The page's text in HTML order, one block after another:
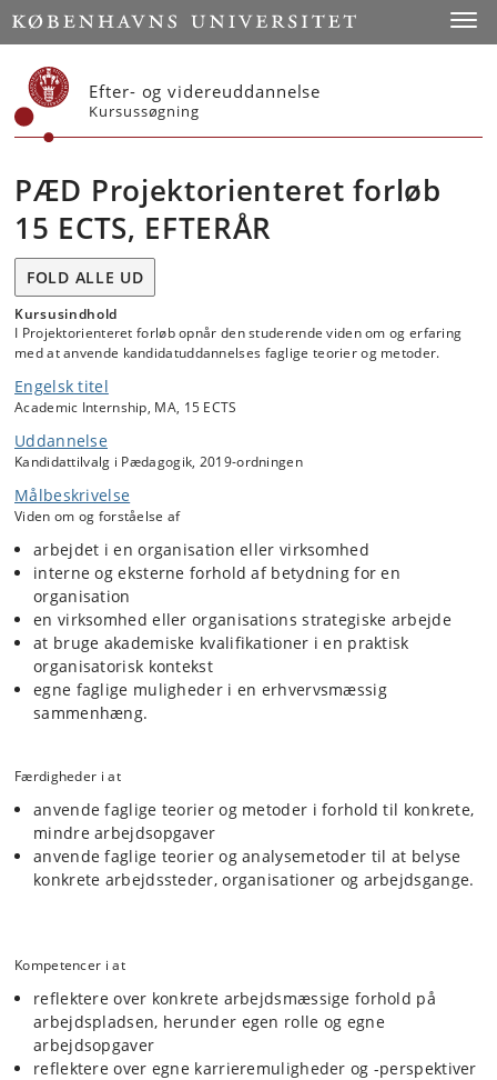
Start
Efter- og videreuddannelse
Kursussøgning
PÆD Projektorienteret forløb
15 ECTS, EFTERÅR
FOLD ALLE UD
Kursusindhold
I Projektorienteret forløb opnår den studerende viden om og erfaring
med at anvende kandidatuddannelses faglige teorier og metoder.
Engelsk titel
Academic Internship, MA, 15 ECTS
Uddannelse
Kandidattilvalg i Pædagogik, 2019-ordningen
Målbeskrivelse
Viden om og forståelse af
arbejdet i en organisation eller virksomhed
interne og eksterne forhold af betydning for en
organisation
en virksomhed eller organisations strategiske arbejde
at bruge akademiske kvalifikationer i en praktisk
organisatorisk kontekst
egne faglige muligheder i en erhvervsmæssig
sammenhæng.
Færdigheder i at
anvende faglige teorier og metoder i forhold til konkrete,
mindre arbejdsopgaver
anvende faglige teorier og analysemetoder til at belyse
konkrete arbejdssteder, organisationer og arbejdsgange.
Kompetencer i at
reflektere over konkrete arbejdsmæssige forhold på
arbejdspladsen, herunder egen rolle og egne
arbejdsopgaver
reflektere over egne karrieremuligheder og -perspektiver